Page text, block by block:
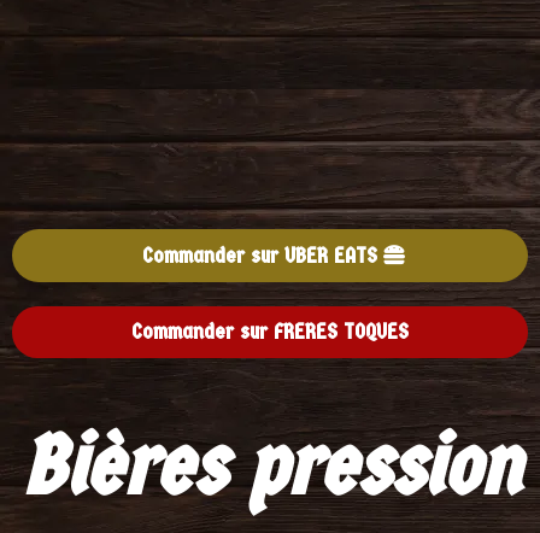
Commander sur UBER EATS
Commander sur FRERES TOQUES
Bières pression